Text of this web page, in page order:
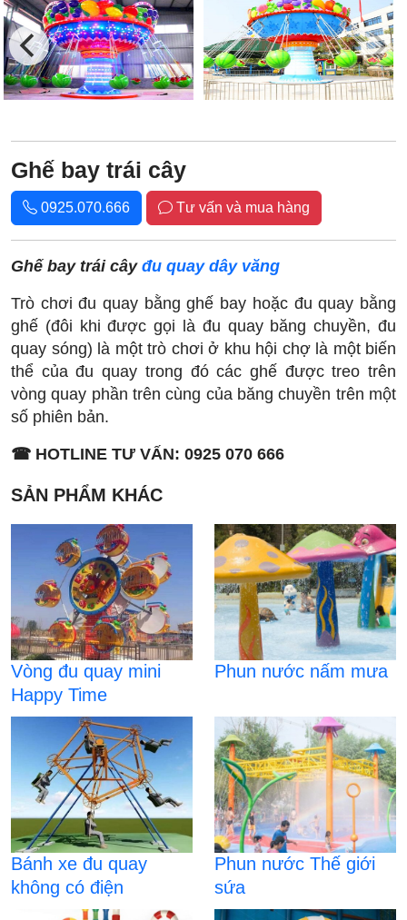
Ghế bay trái cây
0925.070.666 Tư vấn và mua hàng
Ghế bay trái cây đu quay dây văng
Trò chơi đu quay bằng ghế bay hoặc đu quay bằng
ghế (đôi khi được gọi là đu quay băng chuyền, đu
quay sóng) là một trò chơi ở khu hội chợ là một biến
thể của đu quay trong đó các ghế được treo trên
vòng quay phần trên cùng của băng chuyền trên một
số phiên bản.
☎ HOTLINE TƯ VẤN: 0925 070 666
SẢN PHẨM KHÁC
Vòng đu quay mini
Happy Time
Phun nước nấm mưa
Bánh xe đu quay
không có điện
Phun nước Thế giới
sứa